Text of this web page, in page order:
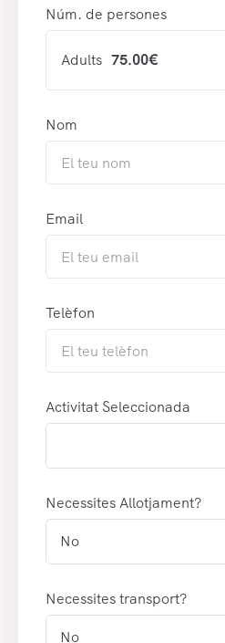
Núm. de persones
Adults 75.00€
Nom
Email
Telèfon
Activitat Seleccionada
Necessites Allotjament?
Necessites transport?